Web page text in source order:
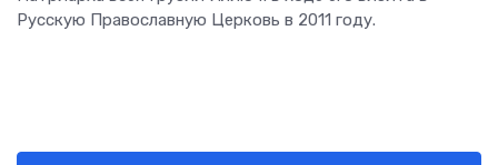
Русскую Православную Церковь в 2011 году.